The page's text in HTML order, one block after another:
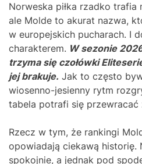
Norweska piłka rzadko trafia
ale Molde to akurat nazwa,
w europejskich pucharach. I
charakterem. W sezonie
trzyma się czołówki
jej brakuje. Jak to często
wiosenno-jesienny rytm
tabela potrafi się przewracać
Rzecz w tym, że rankingi
opowiadają ciekawą historię.
spokojnie, a jednak pod